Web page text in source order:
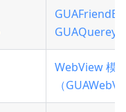
WebView 模
（